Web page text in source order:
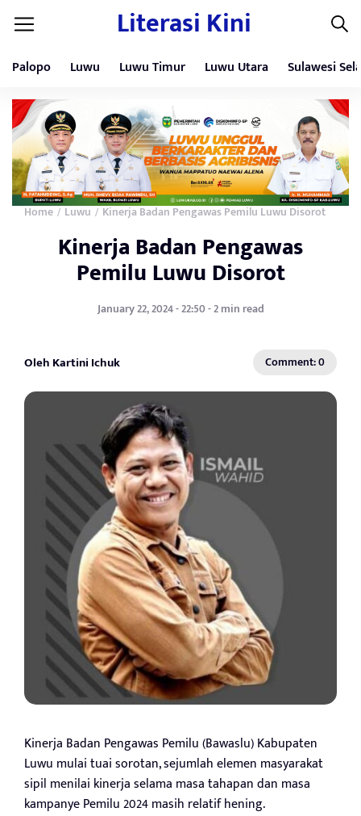
Literasi Kini
Palopo Luwu Luwu Timur Luwu Utara Sulawesi
Home / Luwu / Kinerja Badan Pengawas Pemilu Luwu Disorot
Kinerja Badan Pengawas
Pemilu Luwu Disorot
January 22, 2024 - 22:50 - 2 min read
Oleh Kartini Ichuk Comment: 0
Kinerja Badan Pengawas Pemilu (Bawaslu) Kabupaten
Luwu mulai tuai sorotan, sejumlah elemen masyarakat
sipil menilai kinerja selama masa tahapan dan masa
kampanye Pemilu 2024 masih relatif hening.